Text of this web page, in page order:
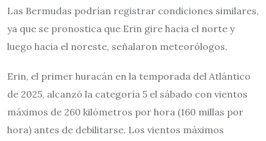
Las Bermudas podrían registrar condiciones similares,
ya que se pronostica que Erin gire hacia el norte y
luego hacia el noreste, señalaron meteorólogos.
Erin, el primer huracán en la temporada del Atlántico
de 2025, alcanzó la categoría 5 el sábado con vientos
máximos de 260 kilómetros por hora (160 millas por
hora) antes de debilitarse. Los vientos máximos